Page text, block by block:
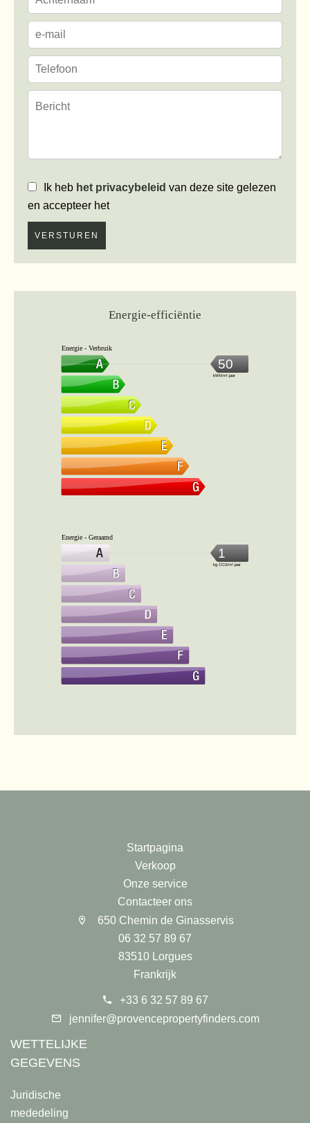
Ik heb het privacybeleid van deze site gelezen
en accepteer het
VERSTUREN
Energie-efficiëntie
Energie - Verbruik
50
kWh/m².jaar
Energie - Geraamd
1
kg CO2/m².jaar
Startpagina
Verkoop
Onze service
Contacteer ons
650 Chemin de Ginasservis
06 32 57 89 67
83510 Lorgues
Frankrijk
+33 6 32 57 89 67
jennifer@provencepropertyfinders.com
WETTELIJKE
GEGEVENS
Juridische
mededeling